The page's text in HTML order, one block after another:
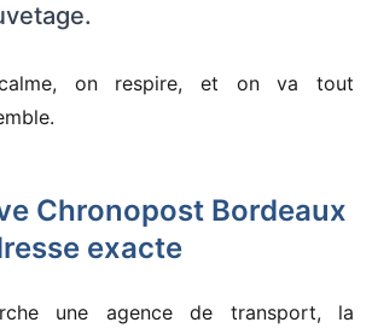
on respire, et on va tout
Chronopost Bordeaux
exacte
une agence de transport, la